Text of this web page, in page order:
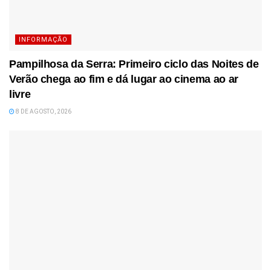
INFORMAÇÃO
Pampilhosa da Serra: Primeiro ciclo das Noites de
Verão chega ao fim e dá lugar ao cinema ao ar
livre
8 DE AGOSTO, 2026